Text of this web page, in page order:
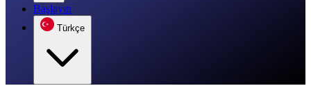
Başlayın
Türkçe